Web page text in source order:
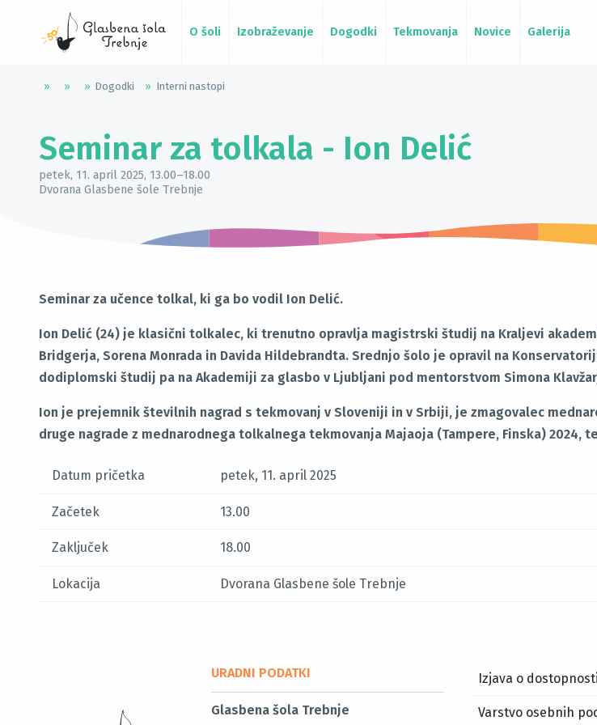
O šoli Izobraževanje Dogodki Tekmovanja Novice Galerija
» » » Dogodki » Interni nastopi
Seminar za tolkala - Ion Delić
petek, 11. april 2025, 13.00–18.00
Dvorana Glasbene šole Trebnje
Seminar za učence tolkal, ki ga bo vodil Ion Delić.
Ion Delić (24) je klasični tolkalec, ki trenutno opravlja magistrski študij na Kraljevi
Bridgerja, Sorena Monrada in Davida Hildebrandta. Srednjo šolo je opravil na
dodiplomski študij pa na Akademiji za glasbo v Ljubljani pod mentorstvom Simona
Ion je prejemnik številnih nagrad s tekmovanj v Sloveniji in v Srbiji, je zmagovalec
druge nagrade z mednarodnega tolkalnega tekmovanja Majaoja (Tampere, Finska) 2024,
Datum pričetka petek, 11. april 2025
Začetek 13.00
Zaključek 18.00
Lokacija Dvorana Glasbene šole Trebnje
URADNI PODATKI
Glasbena šola Trebnje
Izjava o dostopnosti
Varstvo osebnih